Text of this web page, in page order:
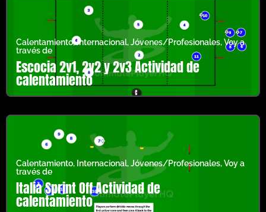
Calentamiento,Internacional,Jóvenes/Profesionales,Voy a
través de
Escocia 2v1, 2v2 y 2v3 Actividad de
calentamiento
Calentamiento, Internacional,Jóvenes/Profesionales,Voy a
través de
Italia Sprint Off Actividad de
calentamiento